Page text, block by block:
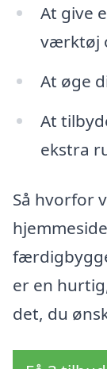
At give
værktøj
At øge
At
ekstra
Så hvorfor
er en
det, du